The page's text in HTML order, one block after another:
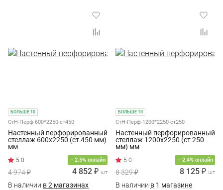
БОЛЬШЕ 10
СтН-Перф-600*2250-ст450
Настенный перфорированный
стеллаж 600х2250 (ст 450 мм)
мм
− 2.5% онлайн
4 974 ₽ 4 852 ₽ шт
В наличии в 2 магазинах
БОЛЬШЕ 10
СтН-Перф-1200*2250-ст250
Настенный перфорированный
стеллаж 1200х2250 (ст 250
мм) мм
− 2.4% онлайн
8 329 ₽ 8 125 ₽ шт
В наличии в 1 магазине